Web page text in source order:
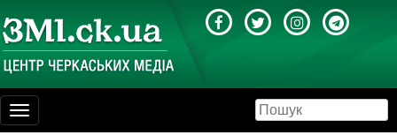
Toggle
navigation